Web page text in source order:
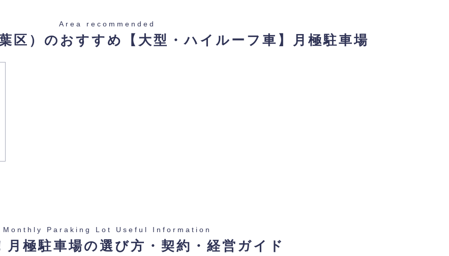
Area recommended
区）のおすすめ 【大型・ハイルーフ車】月極駐車場
Monthly Paraking Lot Useful Information
月極駐車場の選び方・契約・経営ガイド